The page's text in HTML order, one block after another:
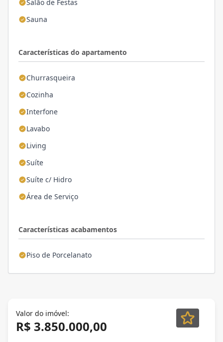
Salão de Festas
Sauna
Características do apartamento
Churrasqueira
Cozinha
Interfone
Lavabo
Living
Suíte
Suíte c/ Hidro
Área de Serviço
Características acabamentos
Piso de Porcelanato
Valor do imóvel:
R$ 3.850.000,00